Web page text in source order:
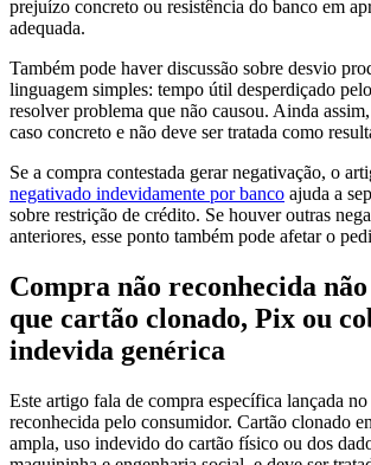
prejuízo concreto ou resistência do banco em
adequada.
Também pode haver discussão sobre desvio
linguagem simples: tempo útil desperdiçado
resolver problema que não causou. Ainda
caso concreto e não deve ser tratada como
Se a compra contestada gerar negativação, o
negativado indevidamente por banco ajuda a
sobre restrição de crédito. Se houver outras
anteriores, esse ponto também pode afetar o
Compra não reconhecida não
que cartão clonado, Pix ou
indevida genérica
Este artigo fala de compra específica lançada
reconhecida pelo consumidor. Cartão clonado
ampla, uso indevido do cartão físico ou dos